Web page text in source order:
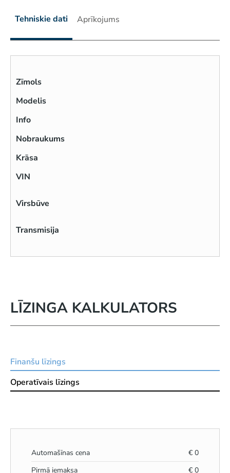
Tehniskie dati Aprīkojums
Zīmols
Modelis
Info
Nobraukums
Krāsa
VIN
Virsbūve
Transmisija
LĪZINGA KALKULATORS
Finanšu līzings
Operatīvais līzings
Automašīnas cena € 0
Pirmā iemaksa
€ 0